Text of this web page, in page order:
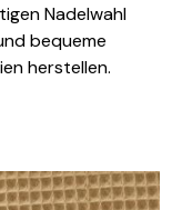
Nadelwahl
bequeme
herstellen.